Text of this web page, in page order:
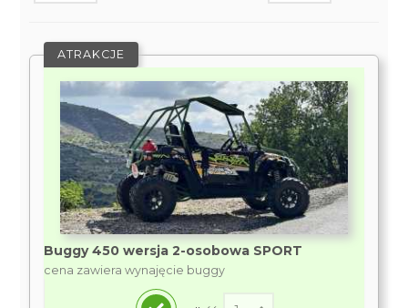
ATRAKCJE
Buggy 450 wersja 2-osobowa SPORT
cena zawiera wynajęcie buggy